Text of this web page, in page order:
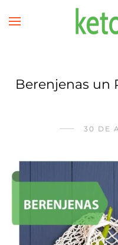
Berenjenas un
30 DE